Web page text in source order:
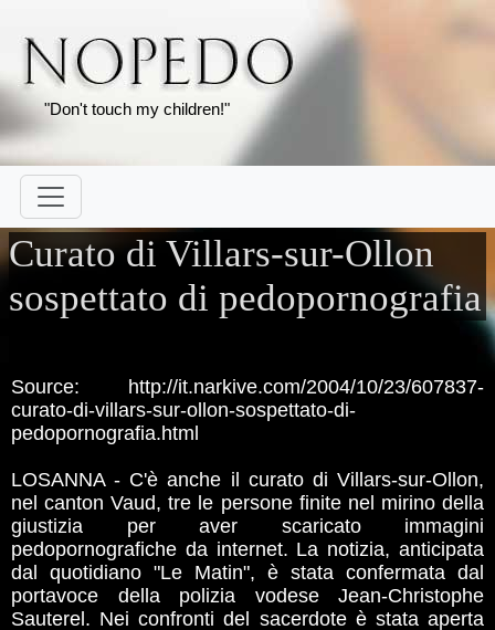
"Don't touch my children!"
Curato di Villars-sur-Ollon
sospettato di pedopornografia
Source: http://it.narkive.com/2004/10/23/607837-
curato-di-villars-sur-ollon-sospettato-di-
pedopornografia.html
LOSANNA - C'è anche il curato di Villars-sur-Ollon,
nel canton Vaud, tre le persone finite nel mirino della
giustizia per aver scaricato immagini
pedopornografiche da internet. La notizia, anticipata
dal quotidiano "Le Matin", è stata confermata dal
portavoce della polizia vodese Jean-Christophe
Sauterel. Nei confronti del sacerdote è stata aperta